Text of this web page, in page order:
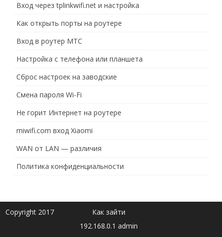
Вход через tplinkwifi.net и настройка
Как открыть порты на роутере
Вход в роутер МТС
Настройка с телефона или планшета
Сброс настроек на заводские
Смена пароля Wi-Fi
Не горит Интернет на роутере
miwifi.com вход Xiaomi
WAN от LAN — различия
Политика конфиденциальности
Copyright 2017
Как зайти
192.168.0.1 admin